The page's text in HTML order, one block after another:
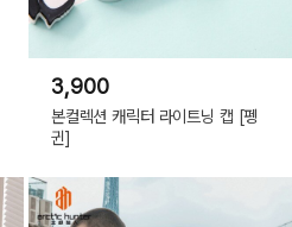
3,900
본컬렉션 캐릭터 라이트닝 캡 [펭
귄]